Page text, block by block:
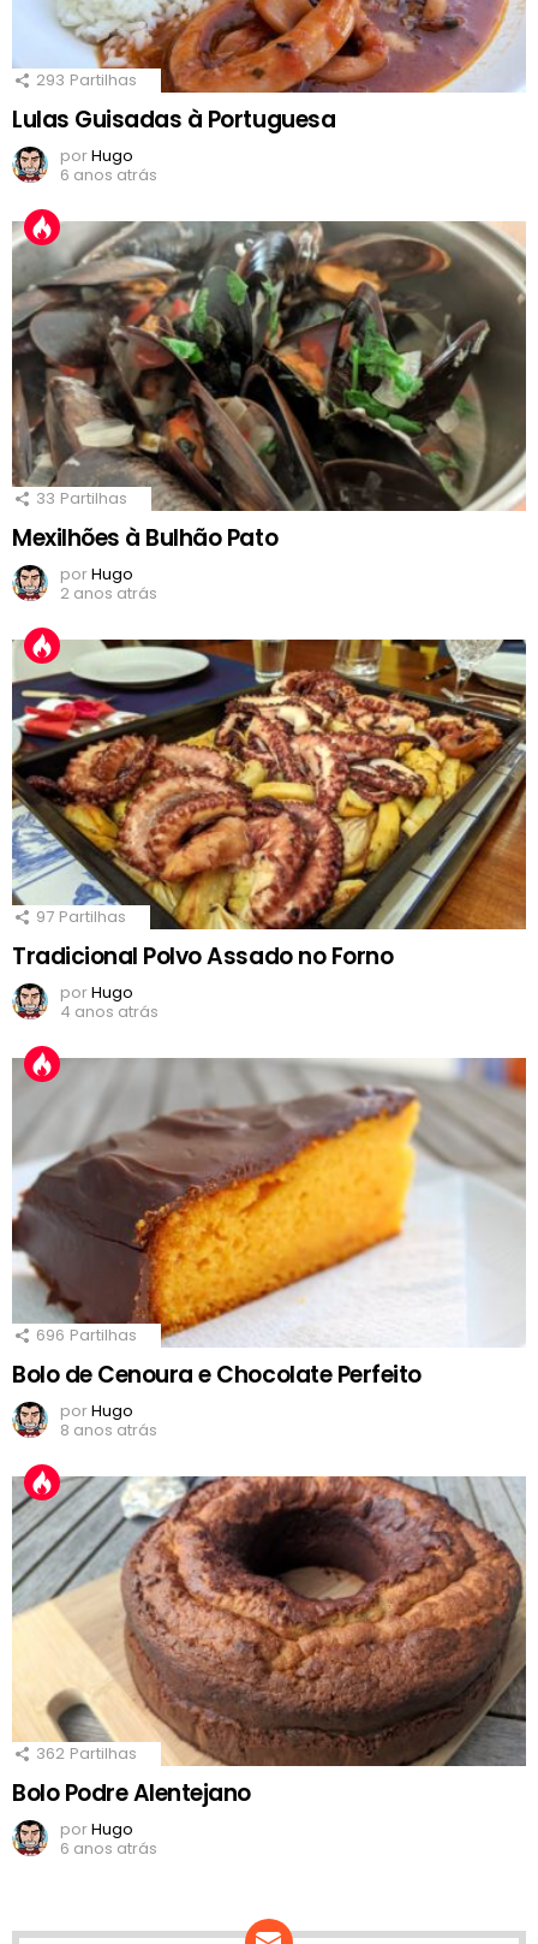
293 Partilhas
Lulas Guisadas à Portuguesa
porHugo
6 anos atrás
33 Partilhas
Mexilhões à Bulhão Pato
porHugo
2 anos atrás
97 Partilhas
Tradicional Polvo Assado no Forno
porHugo
4 anos atrás
696 Partilhas
Bolo de Cenoura e Chocolate Perfeito
porHugo
8 anos atrás
362 Partilhas
Bolo Podre Alentejano
porHugo
6 anos atrás